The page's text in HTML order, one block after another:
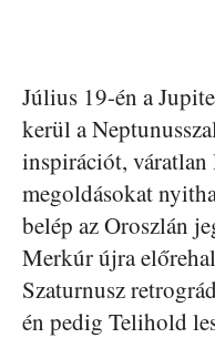
Július 19-én a
kerül a
inspirációt, váratlan
megoldásokat
belép az Oroszlán
Merkúr újra
Szaturnusz
én pedig Telihold